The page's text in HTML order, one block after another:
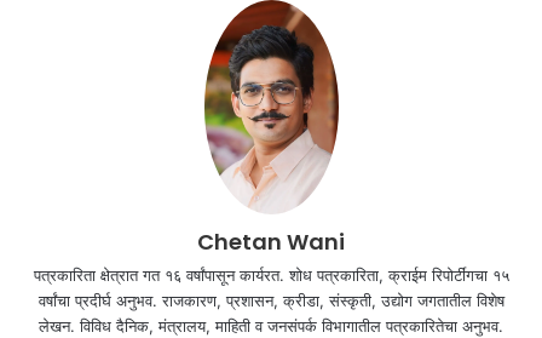
Chetan Wani
पत्रकारिता क्षेत्रात गत १६ वर्षांपासून कार्यरत. शोध पत्रकारिता, क्राईम रिपोर्टींगचा १५
वर्षांचा प्रदीर्घ अनुभव. राजकारण, प्रशासन, क्रीडा, संस्कृती, उद्योग जगतातील विशेष
लेखन. विविध दैनिक, मंत्रालय, माहिती व जनसंपर्क विभागातील पत्रकारितेचा अनुभव.